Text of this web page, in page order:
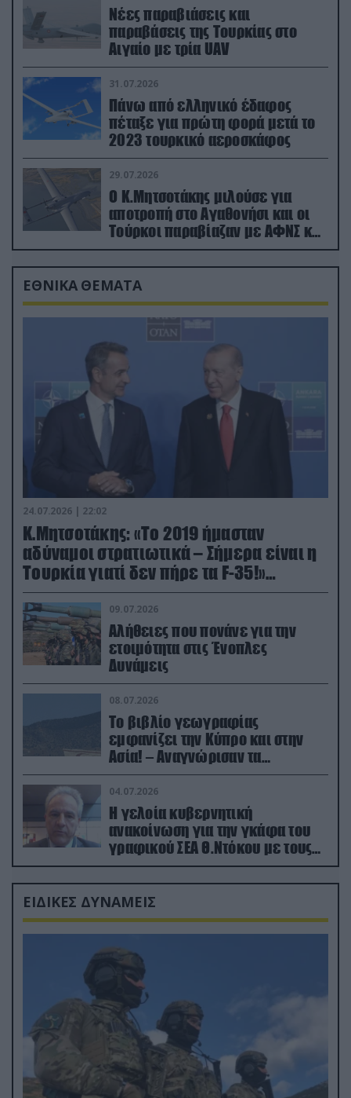
Νέες παραβιάσεις και
παραβάσεις της Τουρκίας στο
Αιγαίο με τρία UAV
31.07.2026
Πάνω από ελληνικό έδαφος
πέταξε για πρώτη φορά μετά το
2023 τουρκικό αεροσκάφος
29.07.2026
Ο Κ.Μητσοτάκης μιλούσε για
αποτροπή στο Αγαθονήσι και οι
Τούρκοι παραβίαζαν με ΑΦΝΣ και
drone
ΕΘΝΙΚΑ ΘΕΜΑΤΑ
24.07.2026 | 22:02
Κ.Μητσοτάκης: «Το 2019 ήμασταν
αδύναμοι στρατιωτικά – Σήμερα είναι η
Τουρκία γιατί δεν πήρε τα F-35!»
(βίντεο)
09.07.2026
Αλήθειες που πονάνε για την
ετοιμότητα στις Ένοπλες
Δυνάμεις
08.07.2026
Το βιβλίο γεωγραφίας
εμφανίζει την Κύπρο και στην
Ασία! – Αναγνώρισαν τα
κατεχόμενα; (φωτο)
04.07.2026
Η γελοία κυβερνητική
ανακοίνωση για την γκάφα του
γραφικού ΣΕΑ Θ.Ντόκου με τους
Ρώσους φαρσέρ
ΕΙΔΙΚΕΣ ΔΥΝΑΜΕΙΣ